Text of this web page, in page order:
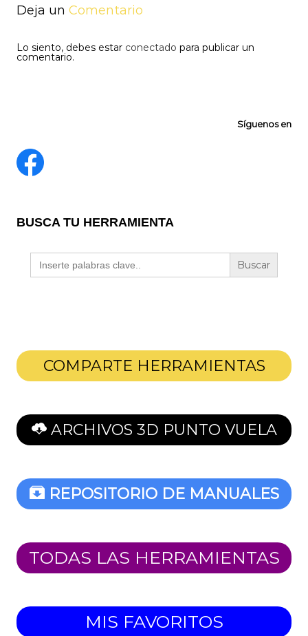
Deja un Comentario
Lo siento, debes estar conectado para publicar un
comentario.
Síguenos en
BUSCA TU HERRAMIENTA
Buscar:
COMPARTE HERRAMIENTAS
ARCHIVOS 3D PUNTO VUELA
REPOSITORIO DE MANUALES
TODAS LAS HERRAMIENTAS
MIS FAVORITOS